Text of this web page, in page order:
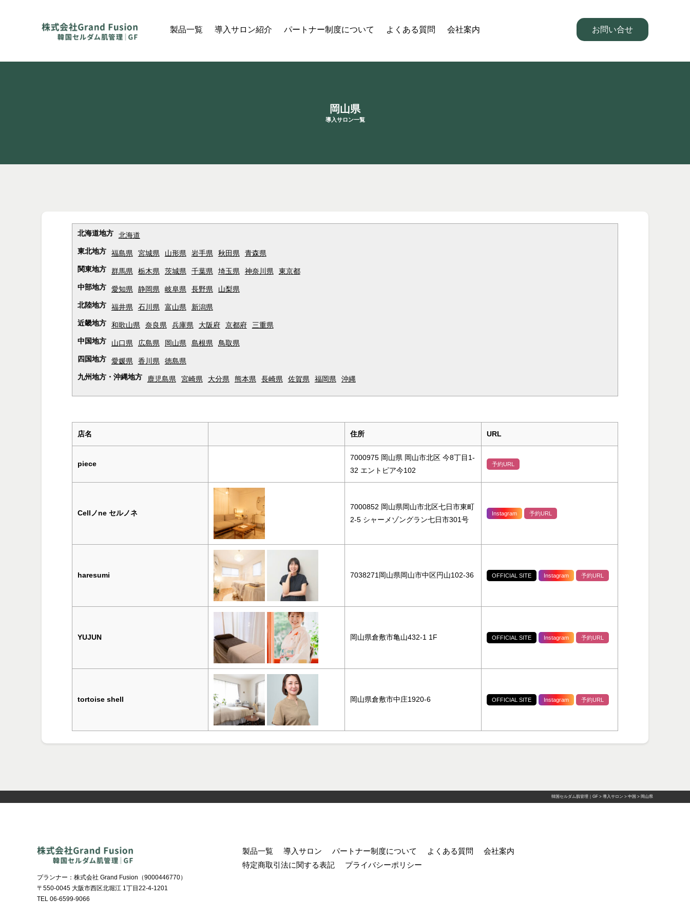
製品一覧 導入サロン紹介 パートナー制度について よくある質問 会社案内 お問い合せ
岡山県
導入サロン一覧
北海道地方
北海道
東北地方
福島県 宮城県 山形県 岩手県 秋田県
青森県
関東地方
群馬県 栃木県 茨城県 千葉県 埼玉県 神奈川県
東京都
中部地方
愛知県 静岡県 岐阜県 長野県
山梨県
北陸地方
福井県 石川県 富山県
新潟県
近畿地方
和歌山県 奈良県 兵庫県 大阪府 京都府
三重県
中国地方
山口県 広島県 岡山県 島根県
鳥取県
四国地方
愛媛県 香川県
徳島県
九州地方・沖縄地方
鹿児島県 宮崎県 大分県 熊本県 長崎県 佐賀県 福岡県 沖縄
店名 住所 URL
piece
7000975 岡山県 岡山市北区 今8丁目1-
32 エントピア今102
予約URL
Cellノne セルノネ
7000852 岡山県岡山市北区七日市東町
2-5 シャーメゾングラン七日市301号
Instagram 予約URL
haresumi 7038271岡山県岡山市中区円山102-36 OFFICIAL SITE Instagram 予約URL
YUJUN 岡山県倉敷市亀山432-1 1F OFFICIAL SITE Instagram 予約URL
tortoise shell 岡山県倉敷市中庄1920-6 OFFICIAL SITE Instagram 予約URL
韓国セルダム肌管理｜GF > 導入サロン > 中国 > 岡山県
プランナー：株式会社 Grand Fusion（9000446770）
〒550-0045 大阪市西区北堀江 1丁目22-4-1201
TEL 06-6599-9066
製品一覧 導入サロン パートナー制度について よくある質問
会社案内
特定商取引法に関する表記
プライバシーポリシー